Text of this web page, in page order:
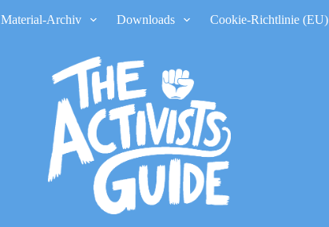
Material-Archiv Downloads Cookie-Richtlinie (EU)